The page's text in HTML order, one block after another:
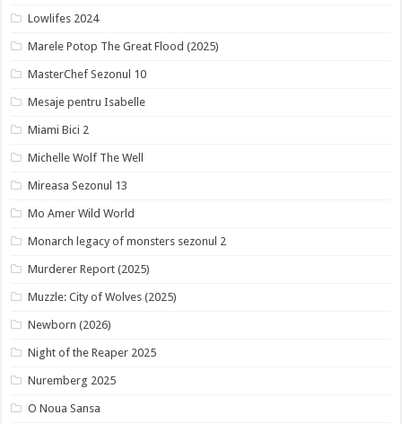
Lowlifes 2024
Marele Potop The Great Flood (2025)
MasterChef Sezonul 10
Mesaje pentru Isabelle
Miami Bici 2
Michelle Wolf The Well
Mireasa Sezonul 13
Mo Amer Wild World
Monarch legacy of monsters sezonul 2
Murderer Report (2025)
Muzzle: City of Wolves (2025)
Newborn (2026)
Night of the Reaper 2025
Nuremberg 2025
O Noua Sansa